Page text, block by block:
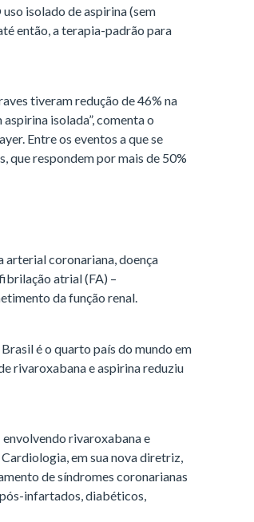
isolado de aspirina (sem
então, a terapia-padrão para
tiveram redução de 46% na
isolada”, comenta o
Entre os eventos a que se
respondem por mais de 50%
arterial coronariana, doença
atrial (FA) –
da função renal.
é o quarto país do mundo em
rivaroxabana e aspirina reduziu
rivaroxabana e
em sua nova diretriz,
de síndromes coronarianas
infartados, diabéticos,